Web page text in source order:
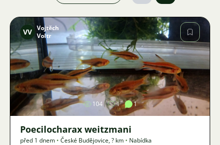
Obrázek
VV Vojtěch
Voltr
104 1 1
Poecilocharax weitzmani
před 1 dnem • České Budějovice,? km • Nabídka